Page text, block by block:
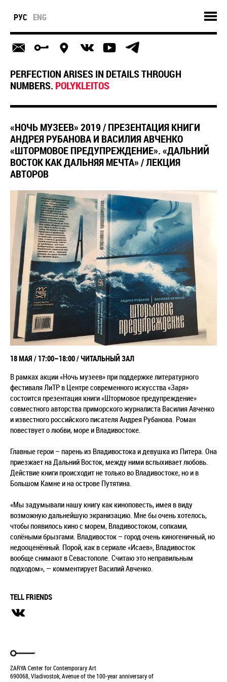
РУС ENG
PERFECTION ARISES IN DETAILS THROUGH
NUMBERS. POLYKLEITOS
«НОЧЬ МУЗЕЕВ» 2019 / ПРЕЗЕНТАЦИЯ КНИГИ
АНДРЕЯ РУБАНОВА И ВАСИЛИЯ АВЧЕНКО
«ШТОРМОВОЕ ПРЕДУПРЕЖДЕНИЕ». «ДАЛЬНИЙ
ВОСТОК КАК ДАЛЬНЯЯ МЕЧТА» / ЛЕКЦИЯ
АВТОРОВ
18 МАЯ / 17:00–18:00 / ЧИТАЛЬНЫЙ ЗАЛ
В рамках акции «Ночь музеев» при поддержке литературного
фестиваля ЛиТР в Центре современного искусства «Заря»
состоится презентация книги «Штормовое предупреждение»
совместного авторства приморского журналиста Василия Авченко
и известного российского писателя Андрея Рубанова. Роман
повествует о любви, море и Владивостоке.
Главные герои – парень из Владивостока и девушка из Питера. Она
приезжает на Дальний Восток, между ними вспыхивает любовь.
Действие книги происходит не только во Владивостоке, но и в
Большом Камне и на острове Путятина.
«Мы задумывали нашу книгу как киноповесть, имея в виду
возможную дальнейшую экранизацию. Мне бы очень хотелось,
чтобы появилось кино с морем, Владивостоком, сопками,
солёными брызгами. Владивосток – город очень киногеничный, но
недооценённый. Порой, как в сериале «Исаев», Владивосток
вообще снимают в Севастополе. Считаю это неправильным
подходом», — комментирует Василий Авченко.
TELL FRIENDS
ZARYA Center for Contemporary Art
690068, Vladivostok, Avenue of the 100-year anniversary of